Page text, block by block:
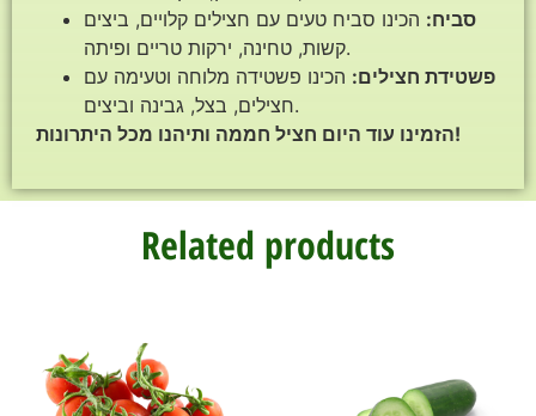
סביח: הכינו סביח טעים עם חצילים קלויים, ביצים
קשות, טחינה, ירקות טריים ופיתה.
פשטידת חצילים: הכינו פשטידה מלוחה וטעימה עם
חצילים, בצל, גבינה וביצים.
הזמינו עוד היום חציל חממה ותיהנו מכל היתרונות!
Related products